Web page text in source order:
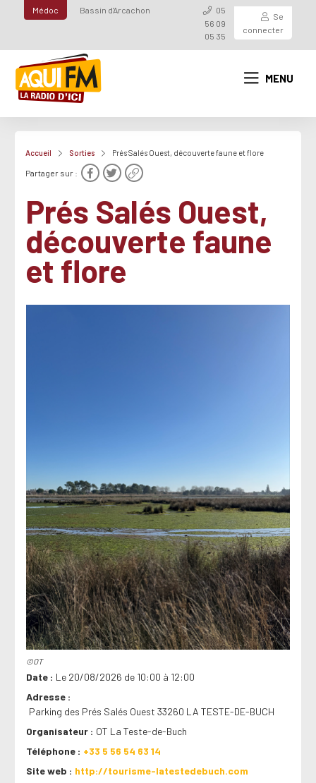
Médoc Bassin d'Arcachon
05
56 09
05 35
Se
connecter
MENU
Accueil Sorties Prés Salés Ouest, découverte faune et flore
Partager sur :
Prés Salés Ouest,
découverte faune
et flore
©OT
Date
Le 20/08/2026 de 10:00 à 12:00
Adresse
Parking des Prés Salés Ouest 33260 LA TESTE-DE-BUCH
Organisateur
OT La Teste-de-Buch
Téléphone
+33 5 56 54 63 14
Site web
http://tourisme-latestedebuch.com